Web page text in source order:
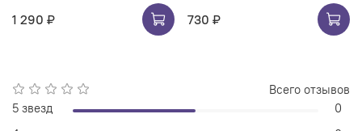
1 290 ₽
730 ₽
Всего отзывов
5 звезд
0